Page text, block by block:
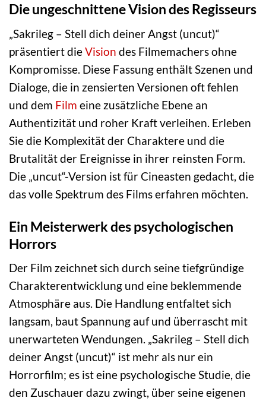
Die ungeschnittene Vision des Regisseurs
„Sakrileg – Stell dich deiner Angst (uncut)“
präsentiert dieVision des Filmemachers ohne
Kompromisse. Diese Fassung enthält Szenen und
Dialoge, die in zensierten Versionen oft fehlen
und dem Film eine zusätzliche Ebene an
Authentizität und roher Kraft verleihen. Erleben
Sie die Komplexität der Charaktere und die
Brutalität der Ereignisse in ihrer reinsten Form.
Die „uncut“-Version ist für Cineasten gedacht, die
das volle Spektrum des Films erfahren möchten.
Ein Meisterwerk des psychologischen
Horrors
Der Film zeichnet sich durch seine tiefgründige
Charakterentwicklung und eine beklemmende
Atmosphäre aus. Die Handlung entfaltet sich
langsam, baut Spannung auf und überrascht mit
unerwarteten Wendungen. „Sakrileg – Stell dich
deiner Angst (uncut)“ ist mehr als nur ein
Horrorfilm; es ist eine psychologische Studie, die
den Zuschauer dazu zwingt, über seine eigenen